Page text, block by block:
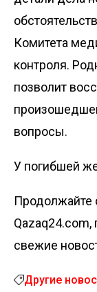
Комитета
контроля.
позволит
вопросы.
У погибшей
Продолжайте
свежие
Другие